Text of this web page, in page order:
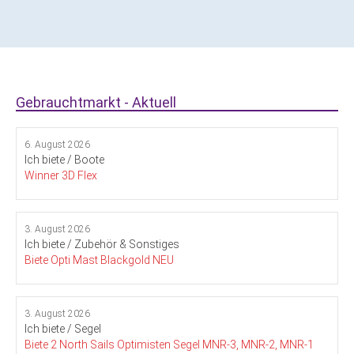
Gebrauchtmarkt - Aktuell
6. August 2026
Ich biete / Boote
Winner 3D Flex
3. August 2026
Ich biete / Zubehör & Sonstiges
Biete Opti Mast Blackgold NEU
3. August 2026
Ich biete / Segel
Biete 2 North Sails Optimisten Segel MNR-3, MNR-2, MNR-1